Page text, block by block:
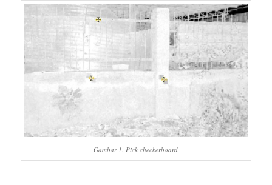
Gambar 1. Pick checkerboard